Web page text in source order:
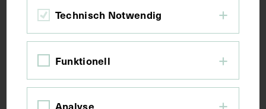
Kurzbeschreibung
Auszug aus: Galerie hervorragender Ärzte und
Technisch Notwendig
Funktionell
Analyse